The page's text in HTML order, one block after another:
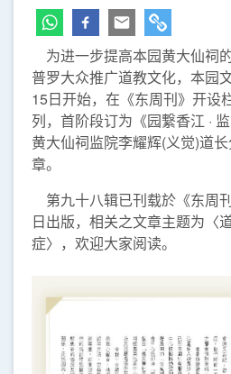
为进一步提高本园黄大仙祠
普罗大众推广道教文化，本园
15日开始，在《东周刊》开设
列，首阶段订为《园繋香江 ·
黄大仙祠监院李耀辉(义觉)道
章。
第九十八辑已刊载於《东周
日出版，相关之文章主题为〈
症〉，欢迎大家阅读。